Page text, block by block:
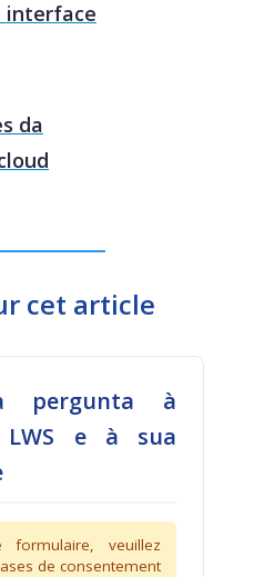
interface
da
cet article
pergunta à
e à sua
formulaire, veuillez
de consentement